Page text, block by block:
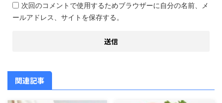
次回のコメントで使用するためブラウザーに自分の名前、メ
ールアドレス、サイトを保存する。
関連記事